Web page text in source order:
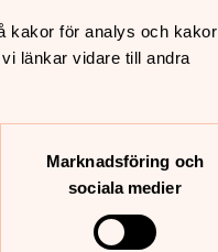
kakor för analys och kakor
länkar vidare till andra
Marknadsföring och
sociala medier